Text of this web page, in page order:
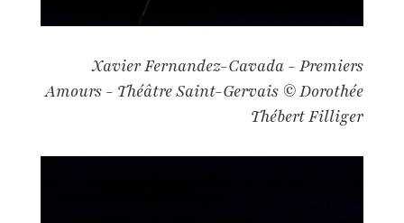
Xavier Fernandez-Cavada - Premiers
Amours - Théâtre Saint-Gervais © Dorothée
Thébert Filliger